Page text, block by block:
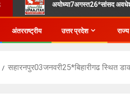
अयोध्या7अगस्त26*सांसद अवधेश
अंतरराष्ट्रीय उत्तर प्रदेश राज्य
सहारनपुर03जनवरी25*बिहारीगढ स्थित